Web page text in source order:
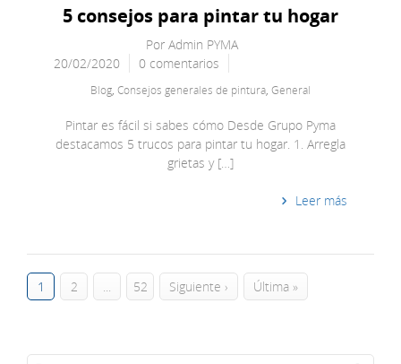
5 consejos para pintar tu hogar
Por Admin PYMA
20/02/2020
0 comentarios
Blog Consejos generales de pintura General
Pintar es fácil si sabes cómo Desde Grupo Pyma
destacamos 5 trucos para pintar tu hogar. 1. Arregla
grietas y […]
Leer más
1 2 ... 52 Siguiente › Última »